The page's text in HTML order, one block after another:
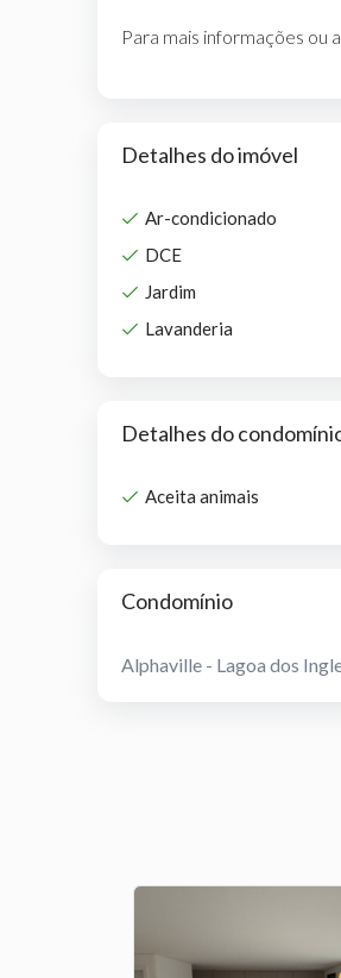
Para mais informações ou
Detalhes do imóvel
Ar-condicionado
DCE
Jardim
Lavanderia
Detalhes do
Aceita animais
Condomínio
Alphaville - Lagoa dos